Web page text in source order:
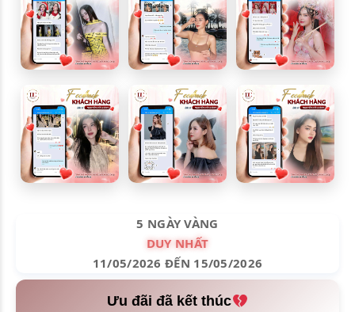
5 NGÀY VÀNG
DUY NHẤT
11/05/2026 ĐẾN 15/05/2026
Ưu đãi đã kết thúc